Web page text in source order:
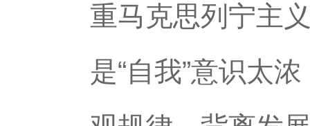
重马克思列宁主
是“自我”意识太